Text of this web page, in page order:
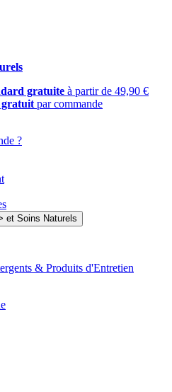
gratuite à partir de 49,90 €
gratuit par commande
?
& Produits d'Entretien